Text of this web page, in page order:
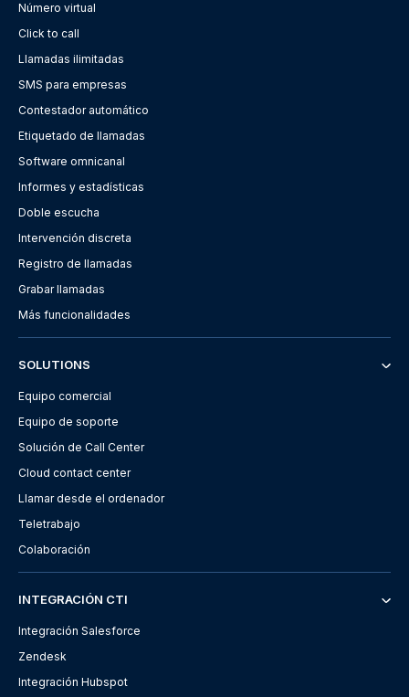
Número virtual
Click to call
Llamadas ilimitadas
SMS para empresas
Contestador automático
Etiquetado de llamadas
Software omnicanal
Informes y estadísticas
Doble escucha
Intervención discreta
Registro de llamadas
Grabar llamadas
Más funcionalidades
SOLUTIONS
Equipo comercial
Equipo de soporte
Solución de Call Center
Cloud contact center
Llamar desde el ordenador
Teletrabajo
Colaboración
INTEGRACIÓN CTI
Integración Salesforce
Zendesk
Integración Hubspot